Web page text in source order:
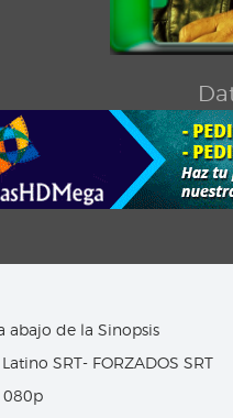
abajo de la Sinopsis
SRT- FORZADOS SRT